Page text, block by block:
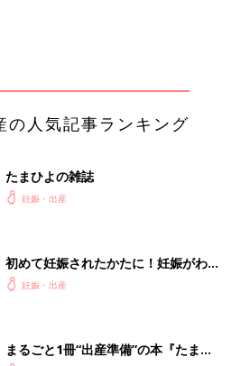
夫婦で予習する 出産の教科書
妊娠中に読みたい！3冊の「たまひ
mazonタイムセールが見逃せない